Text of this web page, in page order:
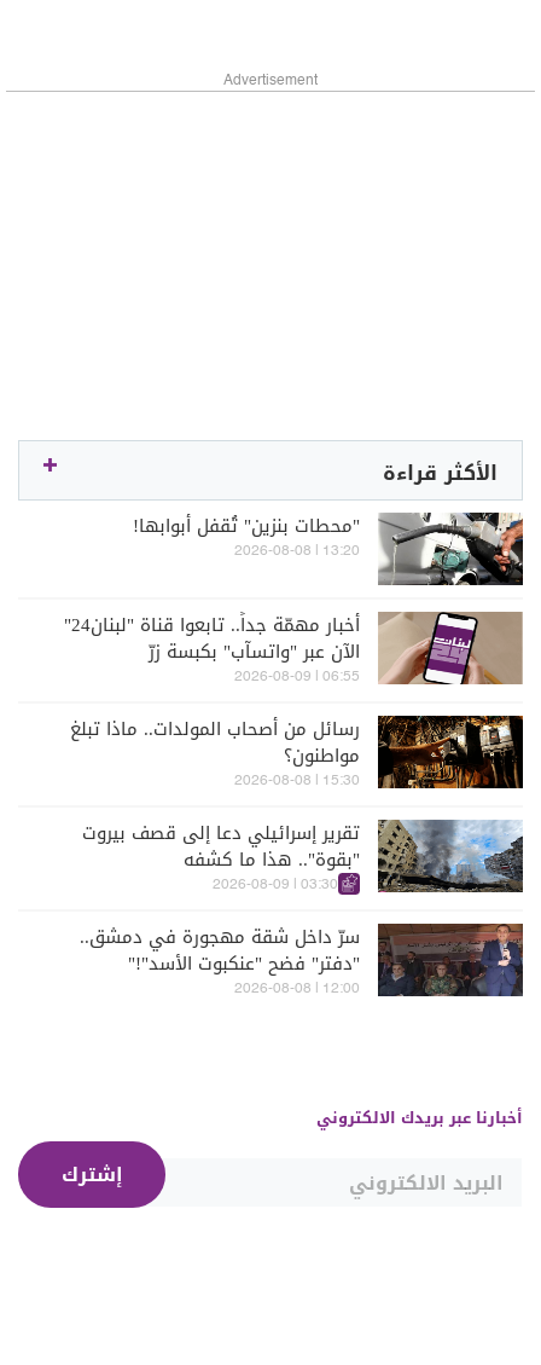
Advertisement
الأكثر قراءة
"محطات بنزين" تُقفل أبوابها!
13:20 | 2026-08-08
أخبار مهمّة جداً.. تابعوا قناة "لبنان24"
الآن عبر "واتسآب" بكبسة زرّ
06:55 | 2026-08-09
رسائل من أصحاب المولدات.. ماذا تبلغ
مواطنون؟
15:30 | 2026-08-08
تقرير إسرائيلي دعا إلى قصف بيروت
"بقوة".. هذا ما كشفه
03:30 | 2026-08-09
سرّ داخل شقة مهجورة في دمشق..
"دفتر" فضح "عنكبوت الأسد"!"
12:00 | 2026-08-08
أخبارنا عبر بريدك الالكتروني
إشترك